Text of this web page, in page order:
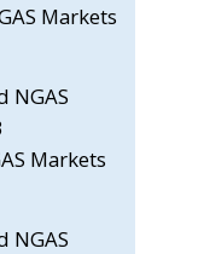
Markets
NGAS
Markets
NGAS